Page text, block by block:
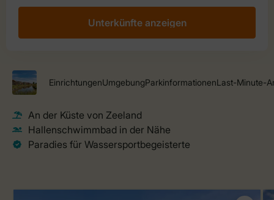
Unterkünfte anzeigen